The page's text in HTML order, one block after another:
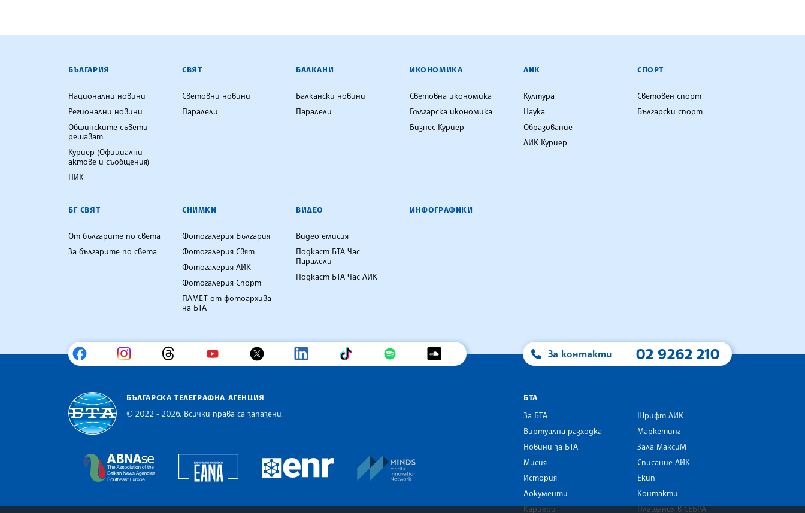
БЪЛГАРСКА ТЕЛЕГРАФНА АГЕНЦИЯ
БЪЛГАРИЯ
Национални новини
Регионални новини
Общинските съвети
решават
Куриер (Официални
актове и съобщения)
ЦИК
СВЯТ
Световни новини
Паралели
БАЛКАНИ
Балкански новини
Паралели
ИКОНОМИКА
Световна икономика
Българска икономика
Бизнес Куриер
ЛИК
Култура
Наука
Образование
ЛИК Куриер
СПОРТ
Световен спорт
Български спорт
БГ СВЯТ
От българите по света
За българите по света
СНИМКИ
Фотогалерия България
Фотогалерия Свят
Фотогалерия ЛИК
Фотогалерия Спорт
ПАМЕТ от фотоархива
на БТА
ВИДЕО
Видео емисия
Подкаст БТА Час
Паралели
Подкаст БТА Час ЛИК
ИНФОГРАФИКИ
За контакти 02 9262 210
БЪЛГАРСКА ТЕЛЕГРАФНА АГЕНЦИЯ
© 2022 - 2026, Всички права са запазени.
The Assocoation of the Balkan News Agencies Southeast Europe
European Alliance of News Agencies
European Newsroom MINDS Media Innovation Network
БТА
За БТА
Виртуална разходка
Новини за БТА
Мисия
История
Документи
Кариери
Шрифт ЛИК
Маркетинг
Зала МаксиМ
Списание ЛИК
Екип
Контакти
Плащания в СЕБРА